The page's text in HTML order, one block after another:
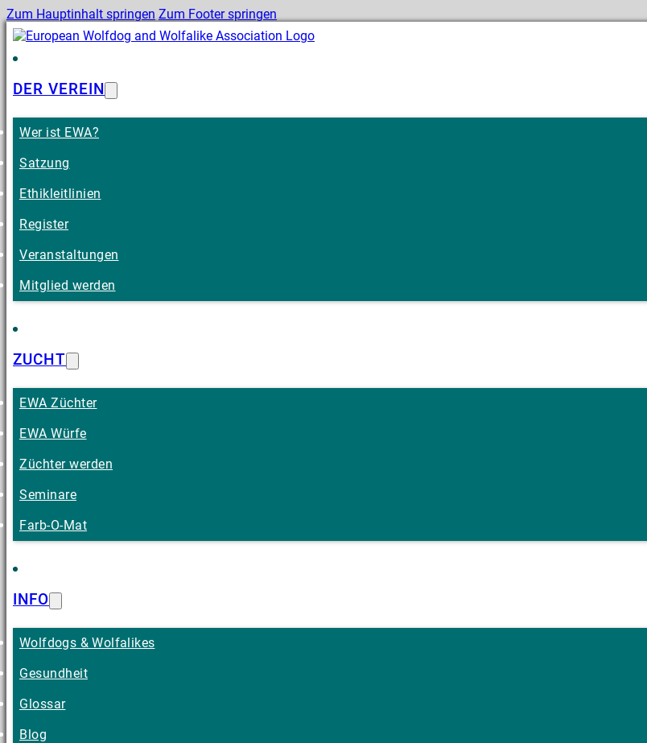
Zum Hauptinhalt springen Zum Footer springen
DER VEREIN
Wer ist EWA?
Satzung
Ethikleitlinien
Register
Veranstaltungen
Mitglied werden
ZUCHT
EWA Züchter
EWA Würfe
Züchter werden
Seminare
Farb-O-Mat
INFO
Wolfdogs & Wolfalikes
Gesundheit
Glossar
Blog